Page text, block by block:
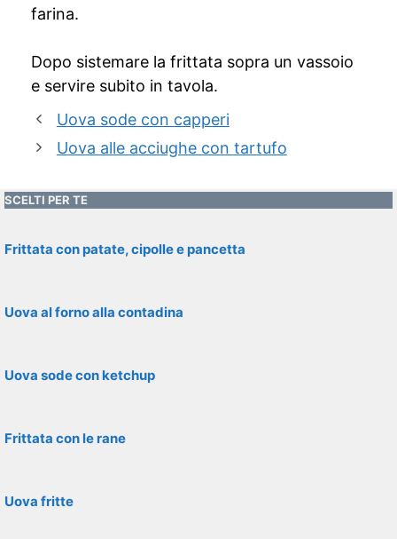
farina.
Dopo sistemare la frittata sopra un vassoio
e servire subito in tavola.
Uova sode con capperi
Uova alle acciughe con tartufo
SCELTI PER TE
Frittata con patate, cipolle e pancetta
Uova al forno alla contadina
Uova sode con ketchup
Frittata con le rane
Uova fritte